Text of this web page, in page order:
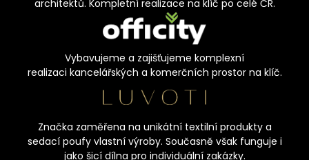
architektů. Kompletní realizace na klíč po celé ČR.
Vybavujeme a zajišťujeme komplexní
realizaci kancelářských a komerčních prostor na klíč.
Značka zaměřena na unikátní textilní produkty a
sedací poufy vlastní výroby. Současně však funguje i
jako šicí dílna pro individuální zakázky.